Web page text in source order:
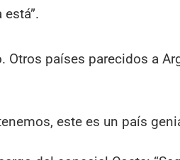
Otros países parecidos a
este es un país